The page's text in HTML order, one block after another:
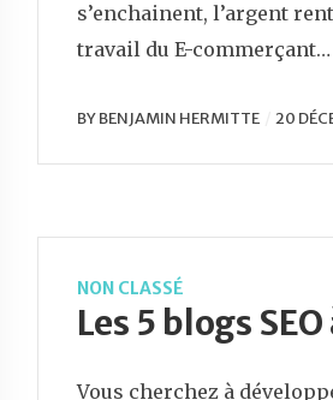
s’enchainent, l’argent
travail du E-commerçant…
BYBENJAMIN HERMITTE 20
NON CLASSÉ
Les 5 blogs
Vous cherchez à